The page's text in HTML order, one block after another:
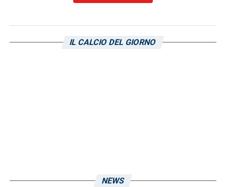
Prospettive Future
suo entourage dovranno valutare con
IL CALCIO DEL GIORNO
NEWS